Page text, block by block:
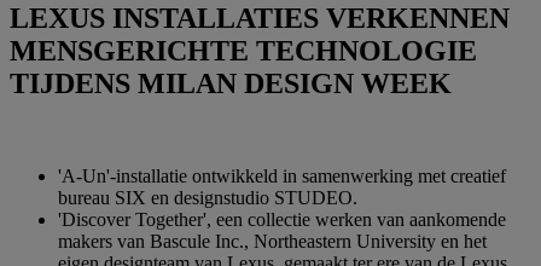
LEXUS INSTALLATIES VERKENNEN
MENSGERICHTE TECHNOLOGIE
TIJDENS MILAN DESIGN WEEK
'A-Un'-installatie ontwikkeld in samenwerking met creatief
bureau SIX en designstudio STUDEO.
'Discover Together', een collectie werken van aankomende
makers van Bascule Inc., Northeastern University en het